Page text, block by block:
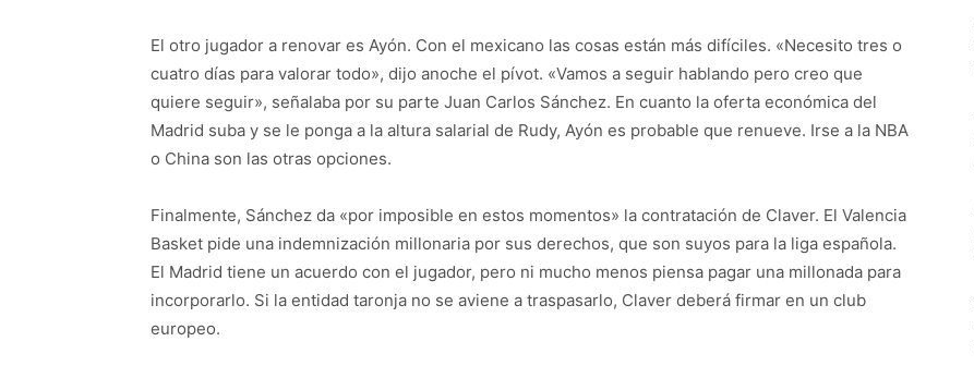
El otro jugador a renovar es Ayón. Con el mexicano las cosas están más difíciles. «Necesito tres o
cuatro días para valorar todo», dijo anoche el pívot. «Vamos a seguir hablando pero creo que
quiere seguir», señalaba por su parte Juan Carlos Sánchez. En cuanto la oferta económica del
Madrid suba y se le ponga a la altura salarial de Rudy, Ayón es probable que renueve. Irse a la NBA
o China son las otras opciones.
Finalmente, Sánchez da «por imposible en estos momentos» la contratación de Claver. El Valencia
Basket pide una indemnización millonaria por sus derechos, que son suyos para la liga española.
El Madrid tiene un acuerdo con el jugador, pero ni mucho menos piensa pagar una millonada para
incorporarlo. Si la entidad taronja no se aviene a traspasarlo, Claver deberá firmar en un club
europeo.